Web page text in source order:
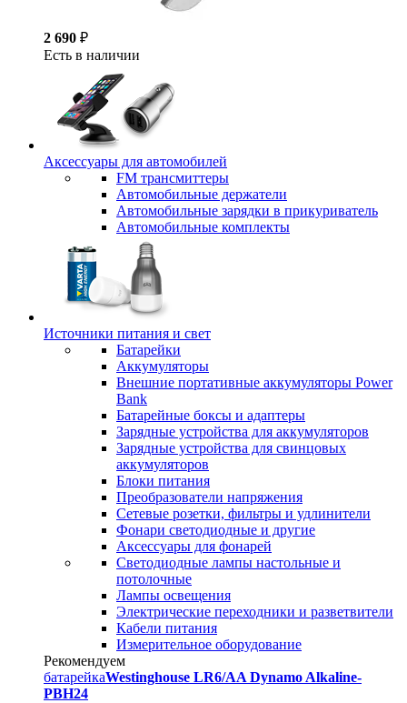
2 690 ₽
Есть в наличии
Аксессуары для автомобилей
FM трансмиттеры
Автомобильные держатели
Автомобильные зарядки в прикуриватель
Автомобильные комплекты
Источники питания и свет
Батарейки
Аккумуляторы
Внешние портативные аккумуляторы Power
Bank
Батарейные боксы и адаптеры
Зарядные устройства для аккумуляторов
Зарядные устройства для свинцовых
аккумуляторов
Блоки питания
Преобразователи напряжения
Сетевые розетки, фильтры и удлинители
Фонари светодиодные и другие
Аксессуары для фонарей
Светодиодные лампы настольные и
потолочные
Лампы освещения
Электрические переходники и разветвители
Кабели питания
Измерительное оборудование
Рекомендуем
батарейкаWestinghouse LR6/AA Dynamo Alkaline-
PBH24